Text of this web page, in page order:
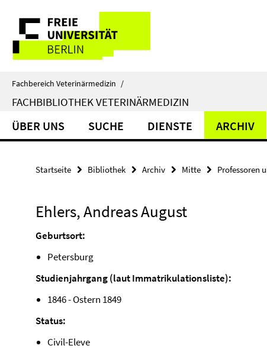
direkt
Inhalt
Service-
Navigation
Fachbereich Veterinärmedizin /
FACHBIBLIOTHEK VETERINÄRMEDIZIN
ÜBER UNS SUCHE DIENSTE ARCHIV
Startseite Bibliothek Archiv Mitte Professoren
Ehlers, Andreas August
Geburtsort:
Petersburg
Studienjahrgang (laut Immatrikulationsliste):
1846 - Ostern 1849
Status:
Civil-Eleve